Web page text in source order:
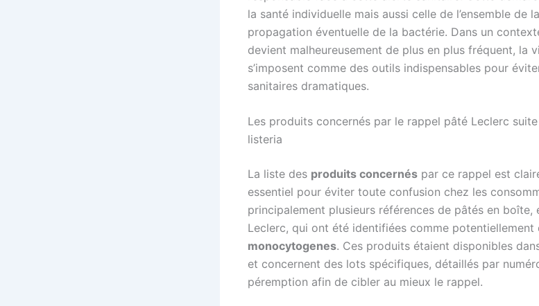
la santé individuelle mais aussi celle de l’ensemble de
propagation éventuelle de la bactérie. Dans un
devient malheureusement de plus en plus fréquent, la
s’imposent comme des outils indispensables pour
sanitaires dramatiques.
Les produits concernés par le rappel pâté Leclerc
listeria
La liste des produits concernés par ce rappel est
essentiel pour éviter toute confusion chez les
principalement plusieurs références de pâtés en boîte,
Leclerc, qui ont été identifiées comme potentiellement
monocytogenes. Ces produits étaient disponibles
et concernent des lots spécifiques, détaillés par
péremption afin de cibler au mieux le rappel.